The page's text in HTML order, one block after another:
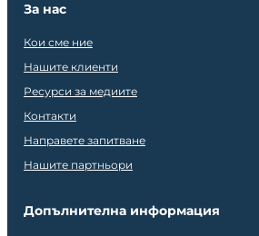
За нас
Кои сме ние
Нашите клиенти
Ресурси за медиите
Контакти
Направете запитване
Нашите партньори
Допълнителна информация